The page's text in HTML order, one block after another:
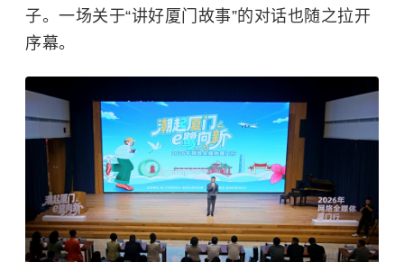
子。一场关于“讲好厦门故事”的对话也随之拉开
序幕。